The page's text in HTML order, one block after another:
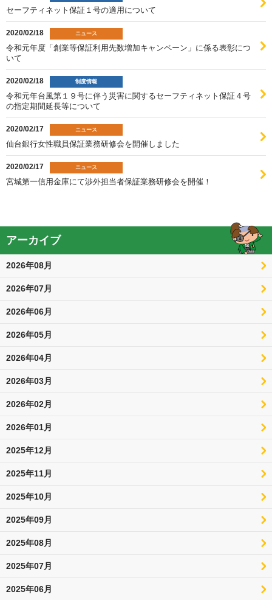
セーフティネット保証１号の適用について
2020/02/18 ニュース
令和元年度「創業等保証利用先数増加キャンペーン」に係る表彰につ
いて
2020/02/18 制度情報
令和元年台風第１９号に伴う災害に関するセーフティネット保証４号
の指定期間延長等について
2020/02/17 ニュース
仙台銀行女性職員保証業務研修会を開催しました
2020/02/17 ニュース
宮城第一信用金庫にて渉外担当者保証業務研修会を開催！
アーカイブ
2026年08月
2026年07月
2026年06月
2026年05月
2026年04月
2026年03月
2026年02月
2026年01月
2025年12月
2025年11月
2025年10月
2025年09月
2025年08月
2025年07月
2025年06月